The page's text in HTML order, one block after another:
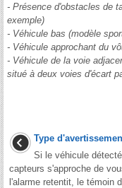
- Présence d'obstacles de
exemple)
- Véhicule bas (modèle
- Véhicule approchant du
- Véhicule de la voie
situé à deux voies d'écart
Type
Si le véhicule
capteurs s'approche de
l'alarme retentit, le témoin